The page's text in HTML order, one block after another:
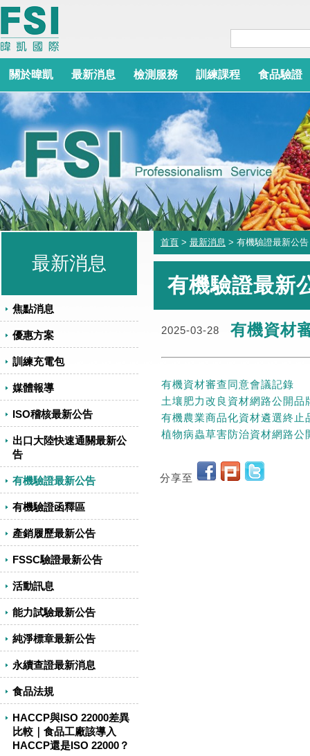
關於暐凱 最新消息 檢測服務 訓練課程 食品驗證
最新消息
焦點消息
優惠方案
訓練充電包
媒體報導
ISO稽核最新公告
出口大陸快速通關最新公
告
有機驗證最新公告
有機驗證函釋區
產銷履歷最新公告
FSSC驗證最新公告
活動訊息
能力試驗最新公告
純淨標章最新公告
永續查證最新消息
食品法規
HACCP與ISO 22000差異
比較｜食品工廠該導入
HACCP還是ISO 22000？
首頁 > 最新消息 > 有機驗證最新公告
有機驗證最新
2025-03-28 有機資材
有機資材審查同意會議記錄
土壤肥力改良資材網路公開品
有機農業商品化資材遴選終止
植物病蟲草害防治資材網路公
分享至